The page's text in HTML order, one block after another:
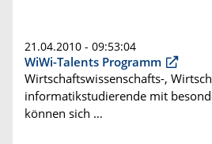
21.04.2010 - 09:53:04
WiWi-Talents Programm
Wirtschaftswissenschafts-,
informatikstudierende mit
können sich …